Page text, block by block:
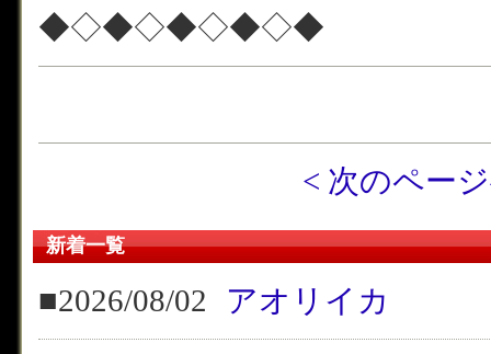
◆◇◆◇◆◇◆◇◆
< 次のペー
新着一覧
■2026/08/02 アオリイカ